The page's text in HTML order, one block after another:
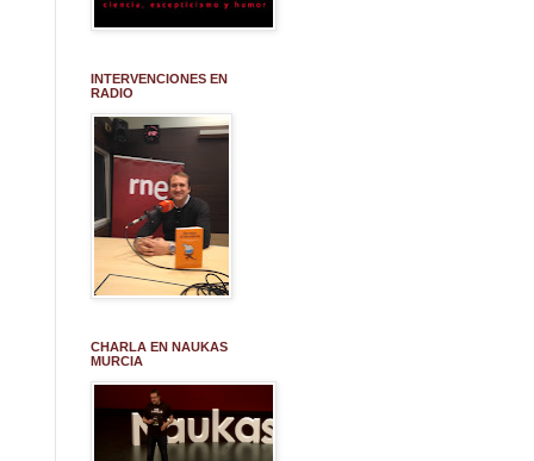
INTERVENCIONES EN
RADIO
CHARLA EN NAUKAS
MURCIA